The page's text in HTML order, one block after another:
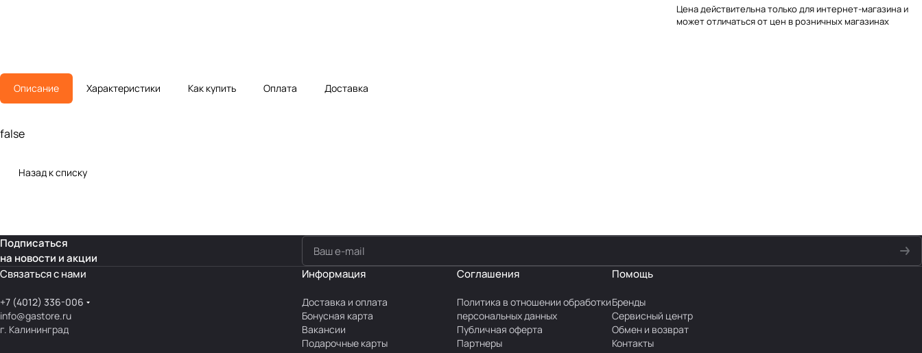
Цена действительна только для интернет-магазина и
может отличаться от цен в розничных магазинах
Описание Характеристики Как купить Оплата Доставка
false
Назад к списку
Подписаться
на новости и акции
Связаться с нами
+7 (4012) 336-006
info@gastore.ru
г. Калининград
Информация
Доставка и оплата
Бонусная карта
Вакансии
Подарочные карты
Соглашения
Политика в отношении обработки
персональных данных
Публичная оферта
Партнеры
Помощь
Бренды
Сервисный центр
Обмен и возврат
Контакты